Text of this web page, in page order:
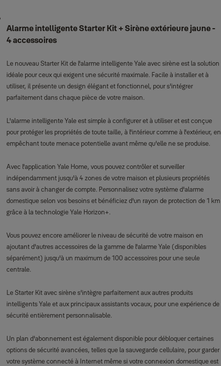
Alarme intelligente Starter Kit + Sirène extérieure jaune -
4 accessoires
Le nouveau Starter Kit de l'alarme intelligente Yale avec sirène est la solution
idéale pour ceux qui exigent une sécurité maximale. Facile à installer et à
utiliser, il présente un design élégant et fonctionnel, pour s'intégrer
parfaitement dans chaque pièce de votre maison.
L'alarme intelligente Yale est simple à configurer et à utiliser et est conçue
pour protéger les propriétés de toute taille, à l'intérieur comme à l'extérieur, en
empêchant toute menace potentielle avant même qu'elle ne se produise.
Avec l'application Yale Home, vous pouvez contrôler et surveiller
indépendamment jusqu'à 4 zones de votre maison et plusieurs propriétés
sans avoir à changer de compte. Personnalisez votre système d'alarme
domestique selon vos besoins et bénéficiez d'un rayon de protection de 1 km
grâce à la technologie Yale Horizon+.
Vous pouvez encore améliorer le niveau de sécurité de votre maison en
ajoutant d'autres accessoires de la gamme de l'alarme Yale (disponibles
séparément) jusqu'à un maximum de 100 accessoires pour une seule
centrale.
Le Starter Kit avec sirène s'intègre parfaitement aux autres produits
intelligents Yale et aux principaux assistants vocaux, pour une expérience de
sécurité entièrement personnalisable.
Un plan d'abonnement est également disponible pour débloquer certaines
options de sécurité avancées, telles que la sauvegarde cellulaire, pour garder
votre système connecté à Internet même si votre connexion domestique est